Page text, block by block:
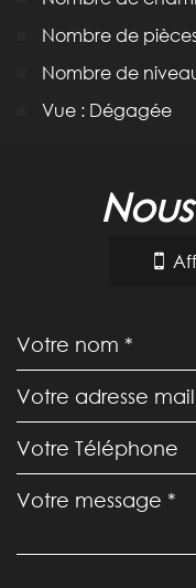
Nombre de
Nombre de
Vue : Dégagée
École primaire